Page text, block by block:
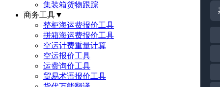
集装箱货物跟踪
商务工具▼
整柜海运费报价工具
拼箱海运费报价工具
空运计费重量计算
空运报价工具
运费询价工具
贸易术语报价工具